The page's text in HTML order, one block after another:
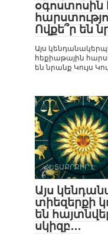
օգոստոսին
Ովքե՞ր են
Այս
հեքիաթային
են նրանք Կույս
ՀԵՏԱՔՐՔԻՐ Է
Այս
տիեզերքի
են
սկիզբ․․․